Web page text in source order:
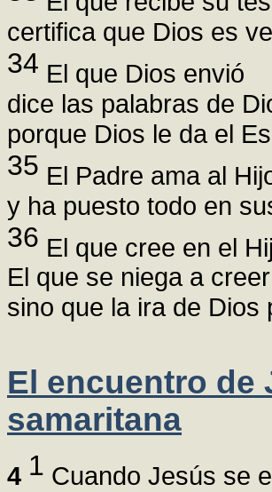
certifica que Dios es
34 El que Dios envió
dice las palabras de
porque Dios le da el
35 El Padre ama al
y ha puesto todo en
36 El que cree en el
El que se niega a
sino que la ira de Dios
El encuentro de
samaritana
4 1 Cuando Jesús se